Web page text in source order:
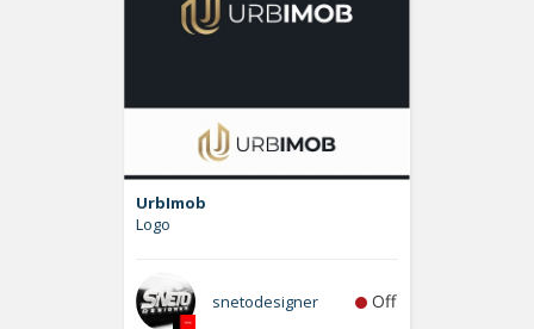
UrbImob
Logo
snetodesigner Off